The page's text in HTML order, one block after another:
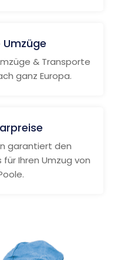
& Transporte
ganz Europa.
garantiert den
Ihren Umzug von